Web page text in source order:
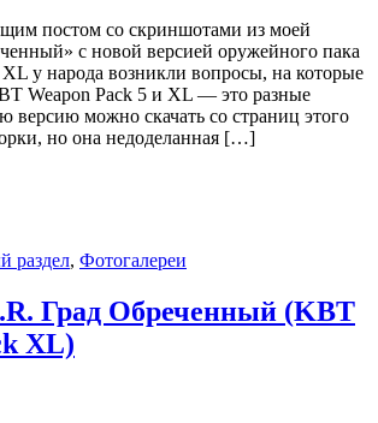
постом со скриншотами из моей
с новой версией оружейного пака
у народа возникли вопросы, на которые
Weapon Pack 5 и XL — это разные
версию можно скачать со страниц этого
но она недоделанная […]
раздел, Фотогалереи
Град Обреченный (KBT
XL)